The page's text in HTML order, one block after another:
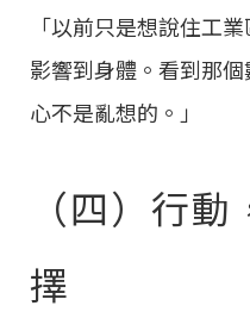
「以前只是想說住工
影響到身體。看到那
心不是亂想的。」
（四）行
擇